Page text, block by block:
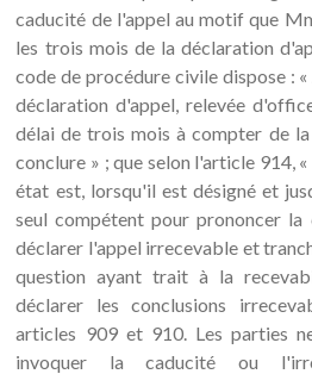
caducité de l'appel au motif que
les trois mois de la déclaration
code de procédure civile dispose :
déclaration d'appel, relevée
délai de trois mois à compter de
conclure » ; que selon l'article 914,
état est, lorsqu'il est désigné et
seul compétent pour prononcer
déclarer l'appel irrecevable et
question ayant trait à la
déclarer les conclusions
articles 909 et 910. Les parties
invoquer la caducité ou